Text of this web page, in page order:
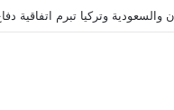
والسعودية وتركيا تبرم اتفاقية